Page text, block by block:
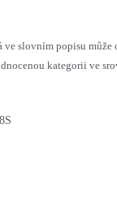
slovním popisu může
kategorii ve